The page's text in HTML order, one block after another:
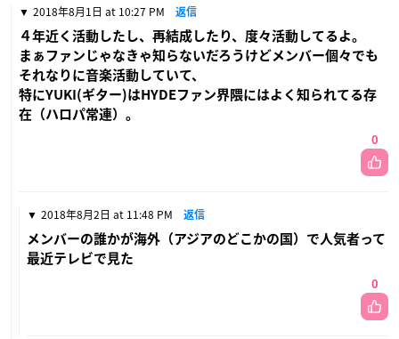
2018年8月1日 at 10:27 PM 返信
４年近く活動したし、再結成したり、度々活動してるよ。
まぁファンじゃなきゃ知らないだろうけどメンバー個々でも
それなりに音楽活動していて、
特にYUKI(ギター)はHYDEファン界隈にはよく知られてる存
在（ハロパ常連）。
0
2018年8月2日 at 11:48 PM 返信
メンバーの誰かが海外（アジアのどこかの国）で人気者って
最近テレビで見た
0